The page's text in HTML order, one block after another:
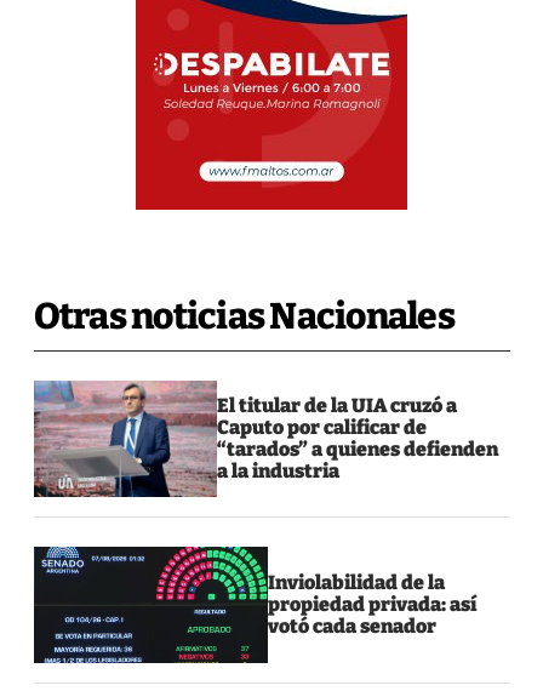
Otras noticias Nacionales
El titular de la UIA cruzó a
Caputo por calificar de
“tarados” a quienes defienden
a la industria
Inviolabilidad de la
propiedad privada: así
votó cada senador